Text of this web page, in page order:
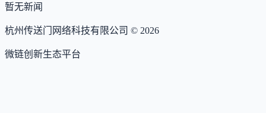
暂无新闻
杭州传送门网络科技有限公司 © 2026
微链创新生态平台